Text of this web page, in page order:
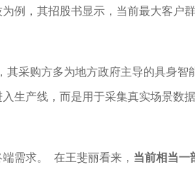
例，其招股书显示，当前最大客
采购方多为地方政府主导的具身
生产线，而是用于采集真实场景
需求。 在王斐丽看来， 当前相当一